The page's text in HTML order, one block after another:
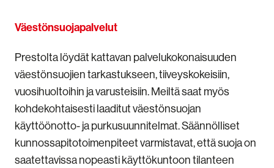
Väestönsuojapalvelut
Prestolta löydät kattavan palvelukokonaisuuden
väestönsuojien tarkastukseen, tiiveyskokeisiin,
vuosihuoltoihin ja varusteisiin. Meiltä saat myös
kohdekohtaisesti laaditut väestönsuojan
käyttöönotto- ja purkusuunnitelmat. Säännölliset
kunnossapitotoimenpiteet varmistavat, että suoja on
saatettavissa nopeasti käyttökuntoon tilanteen